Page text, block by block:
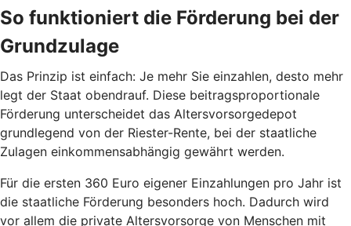
So funktioniert die Förderung bei der
Grundzulage
Das Prinzip ist einfach: Je mehr Sie einzahlen, desto mehr
legt der Staat obendrauf. Diese beitragsproportionale
Förderung unterscheidet das Altersvorsorgedepot
grundlegend von der Riester-Rente, bei der staatliche
Zulagen einkommensabhängig gewährt werden.
Für die ersten 360 Euro eigener Einzahlungen pro Jahr ist
die staatliche Förderung besonders hoch. Dadurch wird
vor allem die private Altersvorsorge von Menschen mit